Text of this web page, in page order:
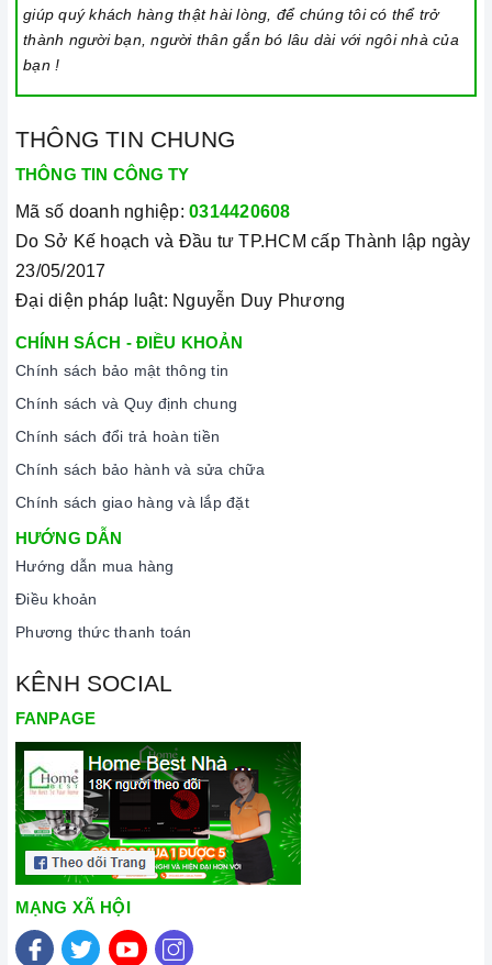
giúp quý khách hàng thật hài lòng, để chúng tôi có thể trở
thành người bạn, người thân gắn bó lâu dài với ngôi nhà của
bạn !
THÔNG TIN CHUNG
THÔNG TIN CÔNG TY
Mã số doanh nghiệp: 0314420608
Do Sở Kế hoạch và Đầu tư TP.HCM cấp Thành lập ngày
23/05/2017
Đại diện pháp luật: Nguyễn Duy Phương
CHÍNH SÁCH - ĐIỀU KHOẢN
Chính sách bảo mật thông tin
Chính sách và Quy định chung
Chính sách đổi trả hoàn tiền
Chính sách bảo hành và sửa chữa
Chính sách giao hàng và lắp đặt
HƯỚNG DẪN
Hướng dẫn mua hàng
Điều khoản
Phương thức thanh toán
KÊNH SOCIAL
FANPAGE
MẠNG XÃ HỘI